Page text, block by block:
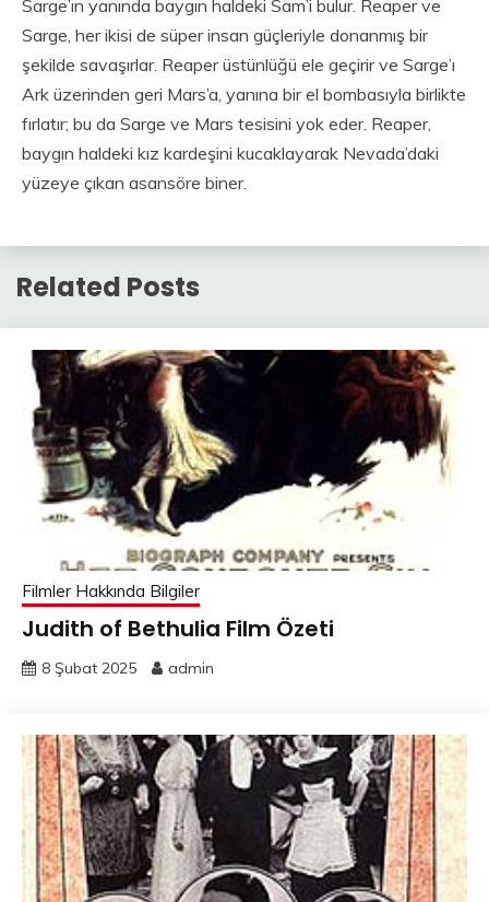
Sarge’ın yanında baygın haldeki Sam’i bulur. Reaper ve
Sarge, her ikisi de süper insan güçleriyle donanmış bir
şekilde savaşırlar. Reaper üstünlüğü ele geçirir ve Sarge’ı
Ark üzerinden geri Mars’a, yanına bir el bombasıyla birlikte
fırlatır; bu da Sarge ve Mars tesisini yok eder. Reaper,
baygın haldeki kız kardeşini kucaklayarak Nevada’daki
yüzeye çıkan asansöre biner.
Related Posts
Filmler Hakkında Bilgiler
Judith of Bethulia Film Özeti
8 Şubat 2025 admin